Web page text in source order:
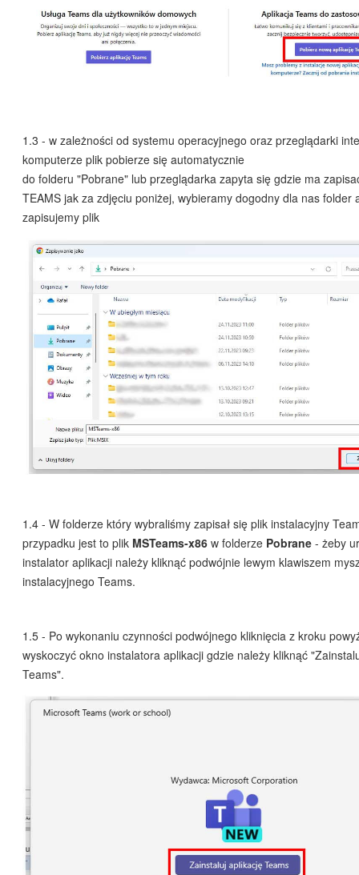
1.3 - w zależności od systemu operacyjnego oraz przeglądarki
komputerze plik pobierze się automatycznie
do folderu "Pobrane" lub przeglądarka zapyta się gdzie ma
TEAMS jak za zdjęciu poniżej, wybieramy dogodny dla nas folder
zapisujemy plik
1.4 - W folderze który wybraliśmy zapisał się plik instalacyjny
przypadku jest to plik MSTeams-x86 w folderze Pobrane - żeby
instalator aplikacji należy kliknąć podwójnie lewym klawiszem
instalacyjnego Teams.
1.5 - Po wykonaniu czynności podwójnego kliknięcia z kroku
wyskoczyć okno instalatora aplikacji gdzie należy kliknąć
Teams".